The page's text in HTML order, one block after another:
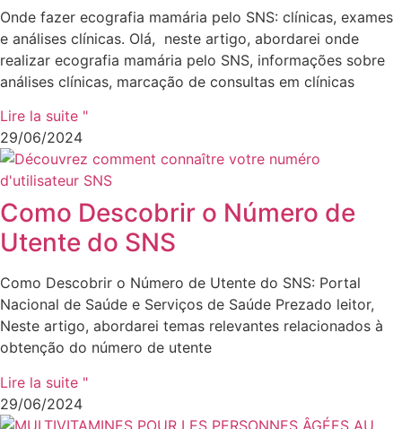
Onde fazer ecografia mamária pelo SNS: clínicas, exames
e análises clínicas. Olá, neste artigo, abordarei onde
realizar ecografia mamária pelo SNS, informações sobre
análises clínicas, marcação de consultas em clínicas
Lire la suite "
29/06/2024
Como Descobrir o Número de
Utente do SNS
Como Descobrir o Número de Utente do SNS: Portal
Nacional de Saúde e Serviços de Saúde Prezado leitor,
Neste artigo, abordarei temas relevantes relacionados à
obtenção do número de utente
Lire la suite "
29/06/2024